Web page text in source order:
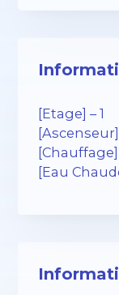
[Etage] – 1
[Eau